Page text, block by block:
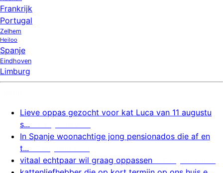
Frankrijk
Portugal
Zelhem
Heiloo
Spanje
Eindhoven
Limburg
Lieve oppas gezocht voor kat Luca van 11 augustu
s...
In Spanje woonachtige jong pensionados die af en
t...
vitaal echtpaar wil graag oppassen